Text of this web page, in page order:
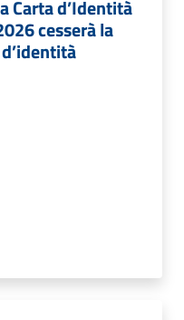
Carta d’Identità
cesserà la